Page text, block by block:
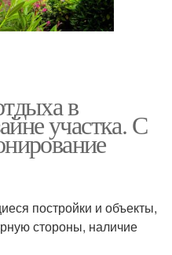
в
участка. С
постройки и объекты,
стороны, наличие